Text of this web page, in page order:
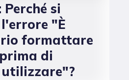
si
"È
formattare
di